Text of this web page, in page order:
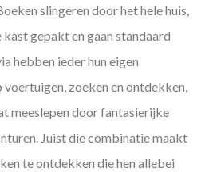
slingeren door het hele huis,
gepakt en gaan standaard
hebben ieder hun eigen
zoeken en ontdekken,
meeslepen door fantasierijke
Juist die combinatie maakt
te ontdekken die hen allebei